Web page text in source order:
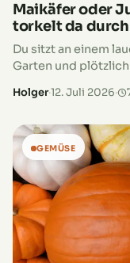
Maikäfer oder
torkelt da
Du sitzt an einem
Garten und
nicht. Stattdessen…
Holger·12. Juli 2026·
GEMÜSE